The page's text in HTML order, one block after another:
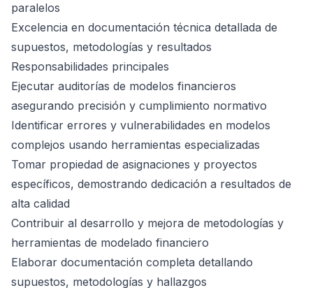
paralelos
Excelencia en documentación técnica detallada de
supuestos, metodologías y resultados
Responsabilidades principales
Ejecutar auditorías de modelos financieros
asegurando precisión y cumplimiento normativo
Identificar errores y vulnerabilidades en modelos
complejos usando herramientas especializadas
Tomar propiedad de asignaciones y proyectos
específicos, demostrando dedicación a resultados de
alta calidad
Contribuir al desarrollo y mejora de metodologías y
herramientas de modelado financiero
Elaborar documentación completa detallando
supuestos, metodologías y hallazgos